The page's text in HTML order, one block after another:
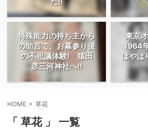
特殊能力の持ち主から
の助言で、お墓参り後
の不思議体験! 猿田
彦三河神社へ!!
東京
1964
はやは
HOME > 草花
「 草花 」 一覧